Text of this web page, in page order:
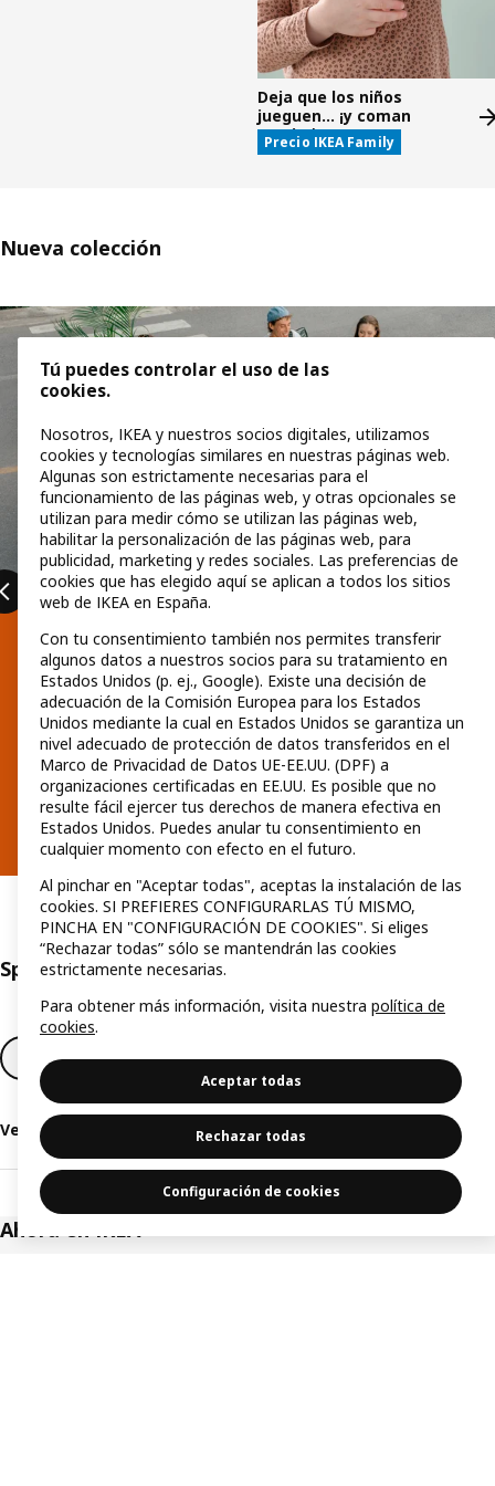
Deja que los niños
jueguen... ¡y coman
gratis!*
Precio IKEA Family
Nueva colección
Saltar listado
KOMPISHÄNG, una colección que
se mueve contigo
Muebles ideales para los más nómadas, diseñados para
que te acompañen allá donde vayas. Artículos bonitos,
resistentes y fáciles de mover.
Special prices
Outlet Hemos bajado el precio Ofertas IKEA
Ver todas las ofertas
Ahora en IKEA
Tú puedes controlar el uso de las
cookies.
Nosotros, IKEA y nuestros socios digitales, utilizamos
cookies y tecnologías similares en nuestras páginas web.
Algunas son estrictamente necesarias para el
funcionamiento de las páginas web, y otras opcionales se
utilizan para medir cómo se utilizan las páginas web,
habilitar la personalización de las páginas web, para
publicidad, marketing y redes sociales. Las preferencias de
cookies que has elegido aquí se aplican a todos los sitios
web de IKEA en España.
Con tu consentimiento también nos permites transferir
algunos datos a nuestros socios para su tratamiento en
Estados Unidos (p. ej., Google). Existe una decisión de
adecuación de la Comisión Europea para los Estados
Unidos mediante la cual en Estados Unidos se garantiza un
nivel adecuado de protección de datos transferidos en el
Marco de Privacidad de Datos UE-EE.UU. (DPF) a
organizaciones certificadas en EE.UU. Es posible que no
resulte fácil ejercer tus derechos de manera efectiva en
Estados Unidos. Puedes anular tu consentimiento en
cualquier momento con efecto en el futuro.
Al pinchar en "Aceptar todas", aceptas la instalación de las
cookies. SI PREFIERES CONFIGURARLAS TÚ MISMO,
PINCHA EN "CONFIGURACIÓN DE COOKIES". Si eliges
“Rechazar todas” sólo se mantendrán las cookies
estrictamente necesarias.
Para obtener más información, visita nuestra política de
cookies.
Aceptar todas
Rechazar todas
Configuración de cookies